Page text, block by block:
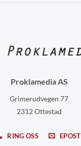
Proklamedia AS
Grimerudvegen 77
2312 Ottestad
RING OSS EPOST